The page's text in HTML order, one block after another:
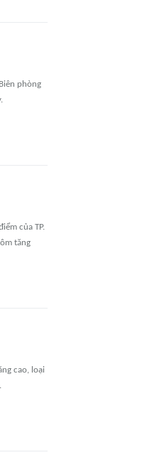
phòng
của TP.
tăng
cao, loại